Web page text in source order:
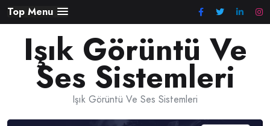
Skip
to
content
Top Menu
Işık Görüntü Ve
Ses Sistemleri
Işık Görüntü Ve Ses Sistemleri